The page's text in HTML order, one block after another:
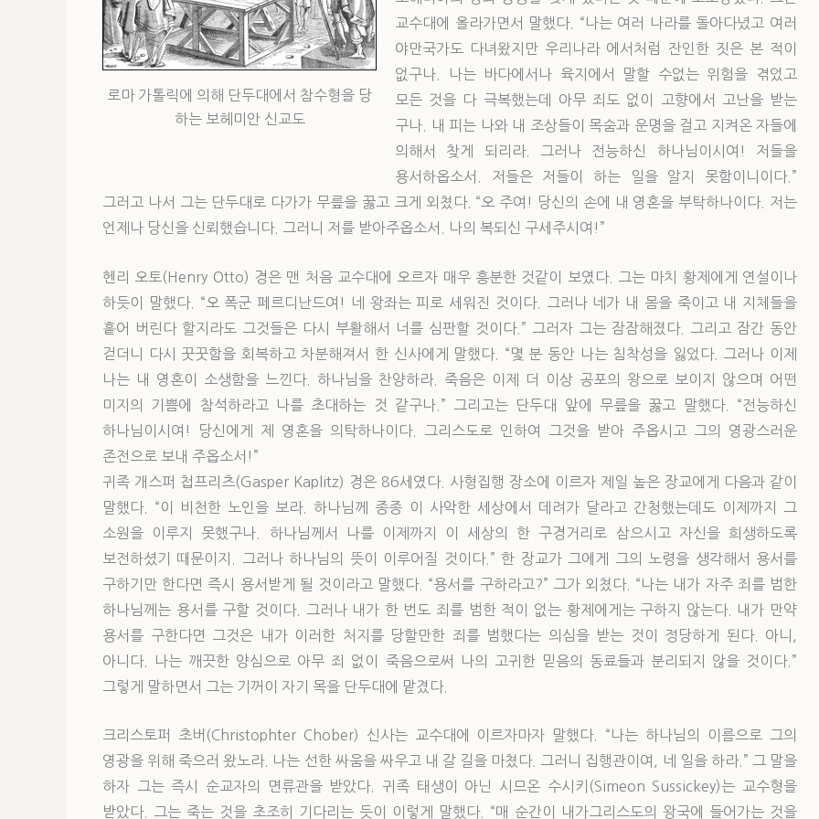
로마 가톨릭에 의해 단두대에서 참수형을 당
하는 보헤미안 신교도
교수대에 올라가면서 말했다. “나는 여러 나라를 돌아다녔고 여러
야만국가도 다녀왔지만 우리나라 에서처럼 잔인한 짓은 본 적이
없구나. 나는 바다에서나 육지에서 말할 수없는 위험을 겪었고
모든 것을 다 극복했는데 아무 죄도 없이 고향에서 고난을 받는
구나. 내 피는 나와 내 조상들이 목숨과 운명을 걸고 지켜온 자들에
의해서 찾게 되리라. 그러나 전능하신 하나님이시여! 저들을
용서하옵소서. 저들은 저들이 하는 일을 알지 못함이니이다.”
그러고 나서 그는 단두대로 다가가 무릎을 꿇고 크게 외쳤다. “오 주여! 당신의 손에 내 영혼을 부탁하나이다. 저는
언제나 당신을 신뢰했습니다. 그러니 저를 받아주옵소서. 나의 복되신 구세주시여!”
헨리 오토(Henry Otto) 경은 맨 처음 교수대에 오르자 매우 흥분한 것같이 보였다. 그는 마치 황제에게 연설이나
하듯이 말했다. “오 폭군 페르디난드여! 네 왕좌는 피로 세워진 것이다. 그러나 네가 내 몸을 죽이고 내 지체들을
흩어 버린다 할지라도 그것들은 다시 부활해서 너를 심판할 것이다.” 그러자 그는 잠잠해졌다. 그리고 잠간 동안
걷더니 다시 꿋꿋함을 회복하고 차분해져서 한 신사에게 말했다. “몇 분 동안 나는 침착성을 잃었다. 그러나 이제
나는 내 영혼이 소생함을 느낀다. 하나님을 찬양하라. 죽음은 이제 더 이상 공포의 왕으로 보이지 않으며 어떤
미지의 기쁨에 참석하라고 나를 초대하는 것 같구나.” 그리고는 단두대 앞에 무릎을 꿇고 말했다. “전능하신
하나님이시여! 당신에게 제 영혼을 의탁하나이다. 그리스도로 인하여 그것을 받아 주옵시고 그의 영광스러운
존전으로 보내 주옵소서!”
귀족 개스퍼 첩프리츠(Gasper Kaplitz) 경은 86세였다. 사형집행 장소에 이르자 제일 높은 장교에게 다음과 같이
말했다. “이 비천한 노인을 보라. 하나님께 종종 이 사악한 세상에서 데려가 달라고 간청했는데도 이제까지 그
소원을 이루지 못했구나. 하나님께서 나를 이제까지 이 세상의 한 구경거리로 삼으시고 자신을 희생하도록
보전하셨기 때문이지. 그러나 하나님의 뜻이 이루어질 것이다.” 한 장교가 그에게 그의 노령을 생각해서 용서를
구하기만 한다면 즉시 용서받게 될 것이라고 말했다. “용서를 구하라고?” 그가 외쳤다. “나는 내가 자주 죄를 범한
하나님께는 용서를 구할 것이다. 그러나 내가 한 번도 죄를 범한 적이 없는 황제에게는 구하지 않는다. 내가 만약
용서를 구한다면 그것은 내가 이러한 처지를 당할만한 죄를 범했다는 의심을 받는 것이 정당하게 된다. 아니,
아니다. 나는 깨끗한 양심으로 아무 죄 없이 죽음으로써 나의 고귀한 믿음의 동료들과 분리되지 않을 것이다.”
그렇게 말하면서 그는 기꺼이 자기 목을 단두대에 맡겼다.
크리스토퍼 초버(Christophter Chober) 신사는 교수대에 이르자마자 말했다. “나는 하나님의 이름으로 그의
영광을 위해 죽으러 왔노라. 나는 선한 싸움을 싸우고 내 갈 길을 마쳤다. 그러니 집행관이여, 네 일을 하라.” 그 말을
하자 그는 즉시 순교자의 면류관을 받았다. 귀족 태생이 아닌 시므온 수시키(Simeon Sussickey)는 교수형을
받았다. 그는 죽는 것을 초조히 기다리는 듯이 이렇게 말했다. “매 순간이 내가그리스도의 왕국에 들어가는 것을